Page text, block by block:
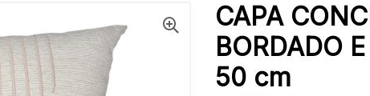
CAPA
BORDADO
50 cm